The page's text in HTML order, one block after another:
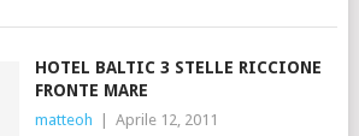
HOTEL BALTIC 3 STELLE RICCIONE
FRONTE MARE
matteoh Aprile 12, 2011